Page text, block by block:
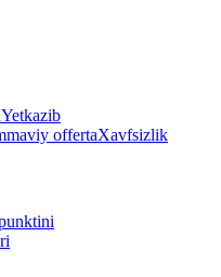
Yetkazib
offertaXavfsizlik